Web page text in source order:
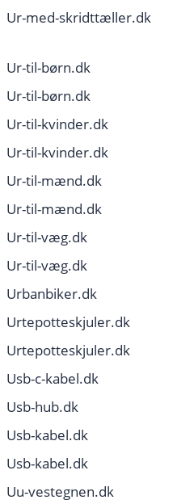
Ur-med-skridttæller.dk
Ur-til-børn.dk
Ur-til-børn.dk
Ur-til-kvinder.dk
Ur-til-kvinder.dk
Ur-til-mænd.dk
Ur-til-mænd.dk
Ur-til-væg.dk
Ur-til-væg.dk
Urbanbiker.dk
Urtepotteskjuler.dk
Urtepotteskjuler.dk
Usb-c-kabel.dk
Usb-hub.dk
Usb-kabel.dk
Usb-kabel.dk
Uu-vestegnen.dk